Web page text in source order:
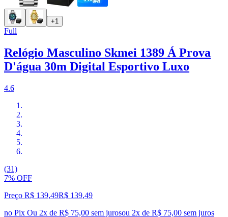
+1
Full
Relógio Masculino Skmei 1389 Á Prova
D'água 30m Digital Esportivo Luxo
4.6
(31)
7% OFF
Preço R$ 139,49R$ 139,49
no Pix Ou 2x de R$ 75,00 sem jurosou 2x de R$ 75,00 sem juros